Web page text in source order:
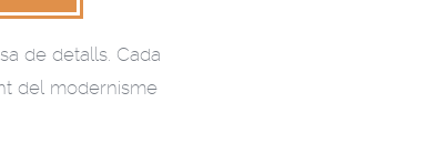
de detalls. Cada
del modernisme